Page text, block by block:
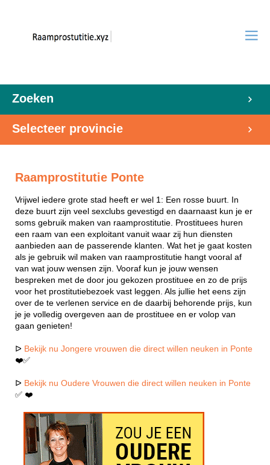
Zoeken
Selecteer provincie
Raamprostitutie Ponte
Vrijwel iedere grote stad heeft er wel 1: Een rosse buurt. In
deze buurt zijn veel sexclubs gevestigd en daarnaast kun je er
soms gebruik maken van raamprostitutie. Prostituees huren
een raam van een exploitant vanuit waar zij hun diensten
aanbieden aan de passerende klanten. Wat het je gaat kosten
als je gebruik wil maken van raamprostitutie hangt vooral af
van wat jouw wensen zijn. Vooraf kun je jouw wensen
bespreken met de door jou gekozen prostituee en zo de prijs
voor het prostitutiebezoek vast leggen. Als jullie het eens zijn
over de te verlenen service en de daarbij behorende prijs, kun
je je volledig overgeven aan de prostituee en er volop van
gaan genieten!
ᐅ Bekijk nu Jongere vrouwen die direct willen neuken in Ponte
❤️✅
ᐅ Bekijk nu Oudere Vrouwen die direct willen neuken in Ponte
✅ ❤️